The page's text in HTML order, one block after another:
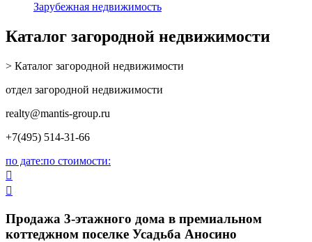
Зарубежная недвижимость
Каталог загородной недвижимости
> Каталог загородной недвижимости
отдел загородной недвижимости
realty@mantis-group.ru
+7(495) 514-31-66
по дате:по стоимости:


Продажа 3-этажного дома в премиальном
коттеджном поселке Усадьба Аносино